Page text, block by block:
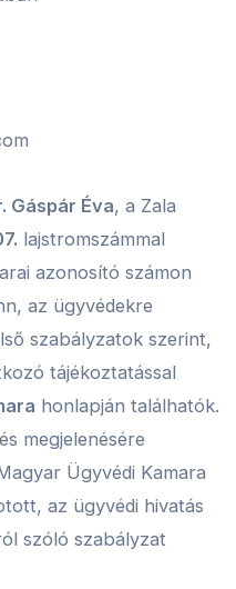
Gáspár Éva, a Zala
lajstromszámmal
azonosító számon
az ügyvédekre
szabályzatok szerint,
tájékoztatással
honlapján találhatók.
megjelenésére
Ügyvédi Kamara
az ügyvédi hivatás
szóló szabályzat